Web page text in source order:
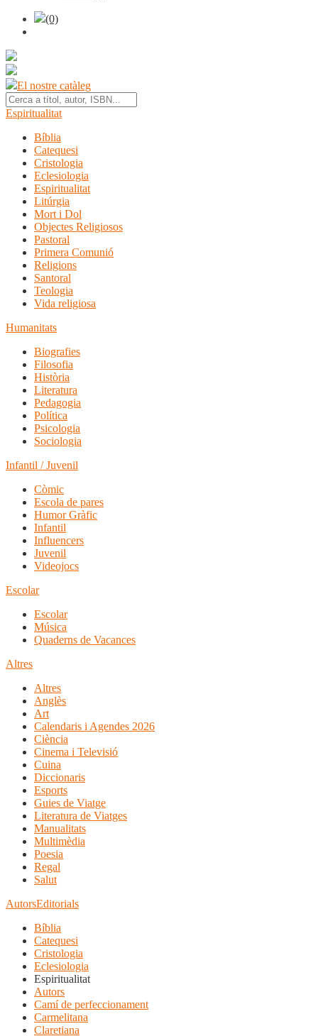
(0)
El nostre catàleg
Espiritualitat
Bíblia
Catequesi
Cristologia
Eclesiologia
Espiritualitat
Litúrgia
Mort i Dol
Objectes Religiosos
Pastoral
Primera Comunió
Religions
Santoral
Teologia
Vida religiosa
Humanitats
Biografies
Filosofia
Història
Literatura
Pedagogia
Política
Psicologia
Sociologia
Infantil / Juvenil
Còmic
Escola de pares
Humor Gràfic
Infantil
Influencers
Juvenil
Videojocs
Escolar
Escolar
Música
Quaderns de Vacances
Altres
Altres
Anglès
Art
Calendaris i Agendes 2026
Ciència
Cinema i Televisió
Cuina
Diccionaris
Esports
Guies de Viatge
Literatura de Viatges
Manualitats
Multimèdia
Poesia
Regal
Salut
AutorsEditorials
Bíblia
Catequesi
Cristologia
Eclesiologia
Espiritualitat
Autors
Camí de perfeccionament
Carmelitana
Claretiana